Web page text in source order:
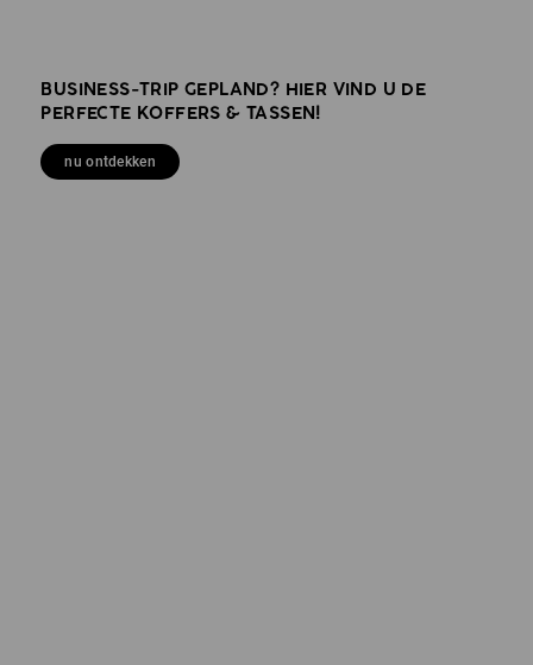
BUSINESS-TRIP GEPLAND? HIER VIND U DE
PERFECTE KOFFERS & TASSEN!
nu ontdekken